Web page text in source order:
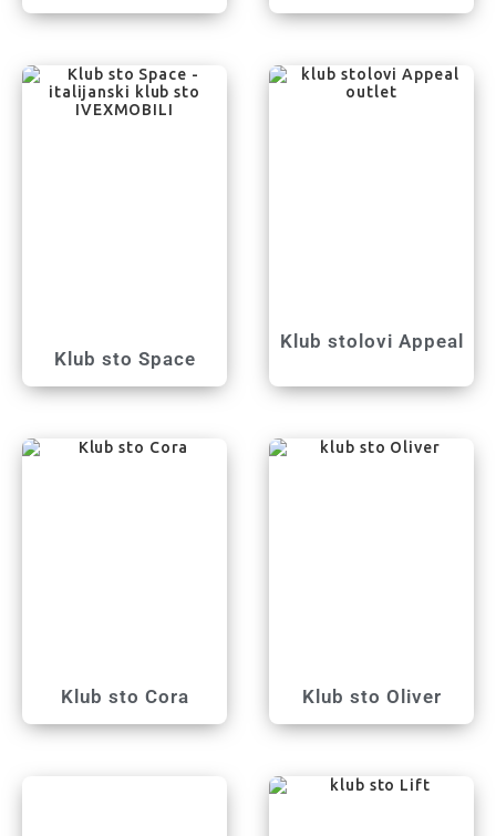
Klub sto Space
Klub stolovi Appeal
Klub sto Cora Klub sto Oliver